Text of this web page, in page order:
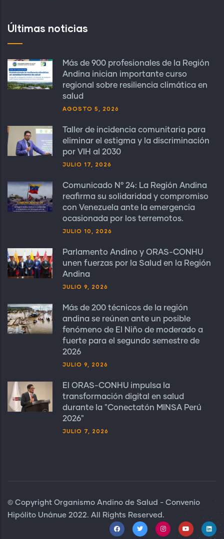
Últimas noticias
Más de 900 profesionales de la Región
Andina inician importante curso
regional sobre resiliencia climática en
salud
AGOSTO 5, 2026
Taller de incidencia comunitaria para
eliminar el estigma y la discriminación
por VIH al 2030
JULIO 17, 2026
Comunicado N° 24: La Región Andina
reafirma su solidaridad y compromiso
con Venezuela ante la emergencia
ocasionada por los terremotos.
JULIO 10, 2026
Parlamento Andino y ORAS-CONHU
unen fuerzas por la Salud en la Región
Andina
JULIO 9, 2026
Más de 200 técnicos de la región
andina se reúnen ante un posible
fenómeno de El Niño de moderado a
fuerte para el segundo semestre de
2026
JULIO 9, 2026
El ORAS-CONHU impulsa la
transformación digital en salud
durante la "Conectatón MINSA Perú
2026"
JULIO 7, 2026
© Copyright Organismo Andino de Salud - Convenio
Hipólito Unánue 2022. All Rights Reserved.